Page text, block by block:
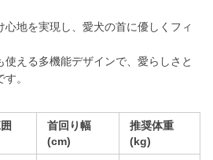
地を実現し、愛犬の首に優しくフィ
える多機能デザインで、愛らしさと
。
首回り幅
(cm)
推奨体重
(kg)